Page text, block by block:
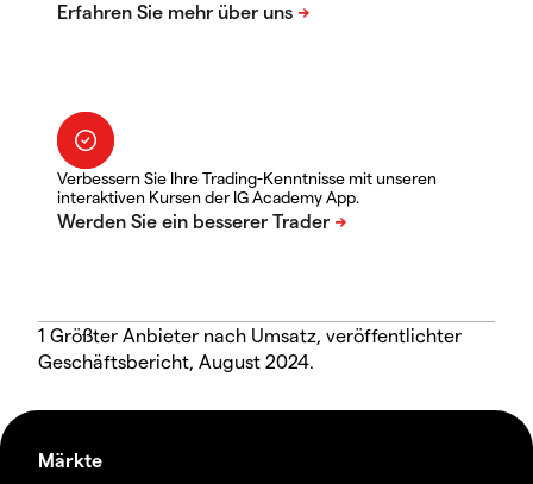
Verbessern Sie Ihre Trading-Kenntnisse mit unseren
interaktiven Kursen der IG Academy App.
1 Größter Anbieter nach Umsatz, veröffentlichter
Geschäftsbericht, August 2024.
Märkte